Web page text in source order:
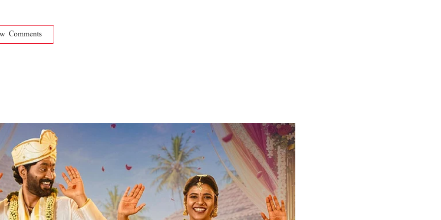
Comments